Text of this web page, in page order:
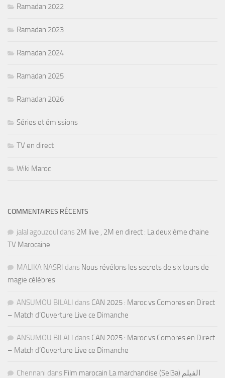
Ramadan 2022
Ramadan 2023
Ramadan 2024
Ramadan 2025
Ramadan 2026
Séries et émissions
TV en direct
Wiki Maroc
COMMENTAIRES RÉCENTS
jalal agouzoul dans 2M live , 2M en direct : La deuxième chaine
TV Marocaine
MALIKA NASRI dans Nous révélons les secrets de six tours de
magie célèbres
ANSUMOU BILALI dans CAN 2025 : Maroc vs Comores en Direct
– Match d’Ouverture Live ce Dimanche
ANSUMOU BILALI dans CAN 2025 : Maroc vs Comores en Direct
– Match d’Ouverture Live ce Dimanche
Chennani dans Film marocain La marchandise (Sel3a) الفيلم